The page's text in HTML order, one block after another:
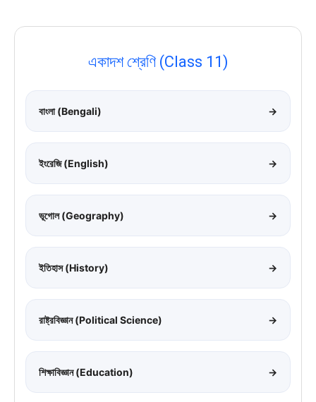
একাদশ শ্রেণি (Class 11)
বাংলা (Bengali) →
ইংরেজি (English) →
ভূগোল (Geography) →
ইতিহাস (History) →
রাষ্ট্রবিজ্ঞান (Political Science) →
শিক্ষাবিজ্ঞান (Education) →